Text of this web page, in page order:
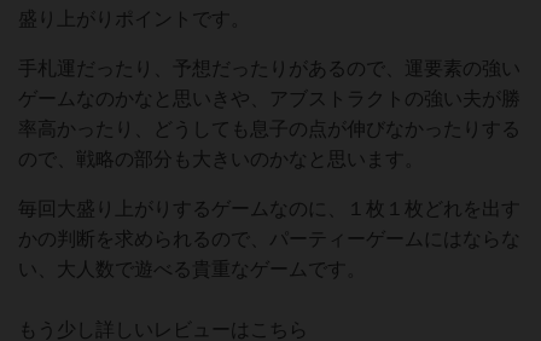
盛り上がりポイントです。
手札運だったり、予想だったりがあるので、運要素の強い
ゲームなのかなと思いきや、アブストラクトの強い夫が勝
率高かったり、どうしても息子の点が伸びなかったりする
ので、戦略の部分も大きいのかなと思います。
毎回大盛り上がりするゲームなのに、１枚１枚どれを出す
かの判断を求められるので、パーティーゲームにはならな
い、大人数で遊べる貴重なゲームです。
もう少し詳しいレビューはこちら